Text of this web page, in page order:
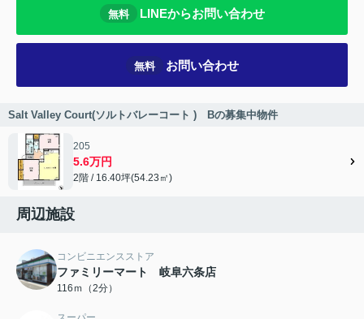
無料 LINEからお問い合わせ
無料 お問い合わせ
Salt Valley Court(ソルトバレーコート ) Bの募集中物件
205
5.6万円
2階 / 16.40坪(54.23㎡)
周辺施設
コンビニエンスストア
ファミリーマート 岐阜六条店
116ｍ（2分）